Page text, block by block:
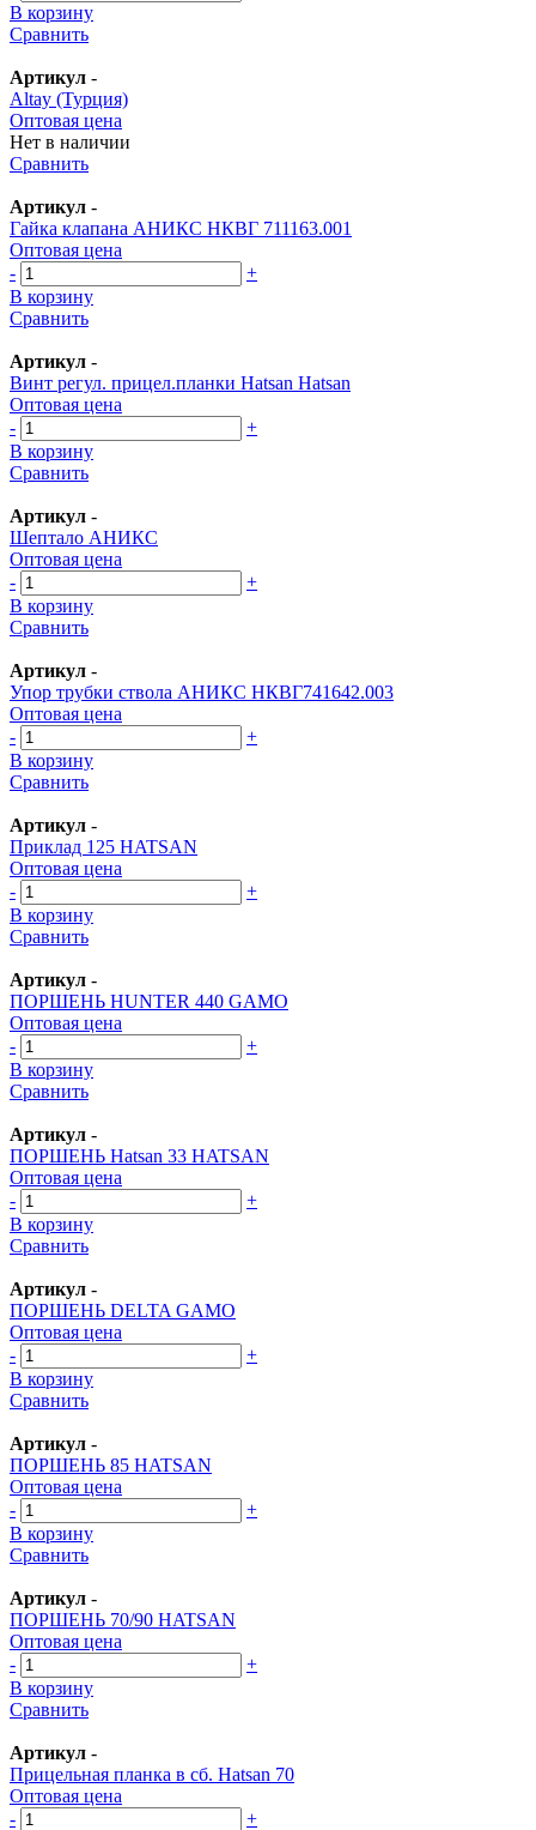
В корзину
Сравнить
Артикул -
Altay (Турция)
Оптовая цена
Нет в наличии
Сравнить
Артикул -
Гайка клапана АНИКС НКВГ 711163.001
Оптовая цена
-
+
В корзину
Сравнить
Артикул -
Винт регул. прицел.планки Hatsan Hatsan
Оптовая цена
-
+
В корзину
Сравнить
Артикул -
Шептало АНИКС
Оптовая цена
-
+
В корзину
Сравнить
Артикул -
Упор трубки ствола АНИКС НКВГ741642.003
Оптовая цена
-
+
В корзину
Сравнить
Артикул -
Приклад 125 HATSAN
Оптовая цена
-
+
В корзину
Сравнить
Артикул -
ПОРШЕНЬ HUNTER 440 GAMO
Оптовая цена
-
+
В корзину
Сравнить
Артикул -
ПОРШЕНЬ Hatsan 33 HATSAN
Оптовая цена
-
+
В корзину
Сравнить
Артикул -
ПОРШЕНЬ DELTA GAMO
Оптовая цена
-
+
В корзину
Сравнить
Артикул -
ПОРШЕНЬ 85 HATSAN
Оптовая цена
-
+
В корзину
Сравнить
Артикул -
ПОРШЕНЬ 70/90 HATSAN
Оптовая цена
-
+
В корзину
Сравнить
Артикул -
Прицельная планка в сб. Hatsan 70
Оптовая цена
-
+